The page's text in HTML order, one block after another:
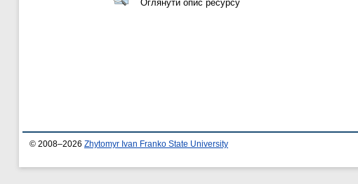
Оглянути опис ресурсу
© 2008–2026 Zhytomyr Ivan Franko State University